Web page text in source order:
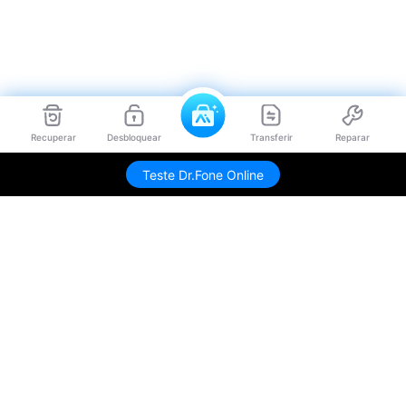
Recuperar Desbloquear Transferir Reparar
Teste Dr.Fone Online